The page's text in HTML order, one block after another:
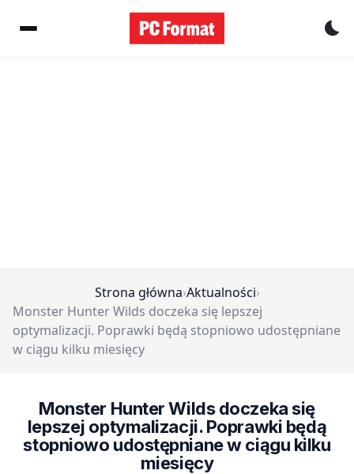
Strona główna›Aktualności›
Monster Hunter Wilds doczeka się lepszej
optymalizacji. Poprawki będą stopniowo udostępniane
w ciągu kilku miesięcy
Monster Hunter Wilds doczeka się
lepszej optymalizacji. Poprawki będą
stopniowo udostępniane w ciągu kilku
miesięcy